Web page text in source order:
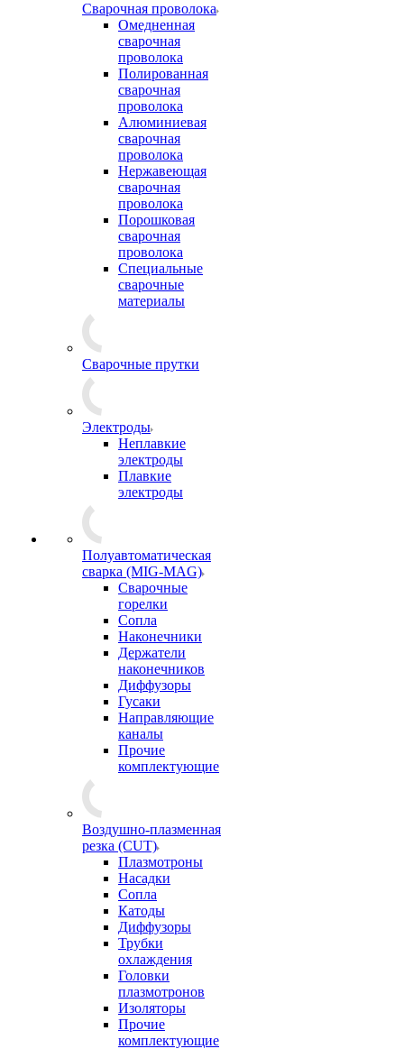
Сварочная проволока
Омедненная
сварочная
проволока
Полированная
сварочная
проволока
Алюминиевая
сварочная
проволока
Нержавеющая
сварочная
проволока
Порошковая
сварочная
проволока
Специальные
сварочные
материалы
Сварочные прутки
Электроды
Неплавкие
электроды
Плавкие
электроды
Полуавтоматическая
сварка (MIG-MAG)
Сварочные
горелки
Сопла
Наконечники
Держатели
наконечников
Диффузоры
Гусаки
Направляющие
каналы
Прочие
комплектующие
Воздушно-плазменная
резка (CUT)
Плазмотроны
Насадки
Сопла
Катоды
Диффузоры
Трубки
охлаждения
Головки
плазмотронов
Изоляторы
Прочие
комплектующие